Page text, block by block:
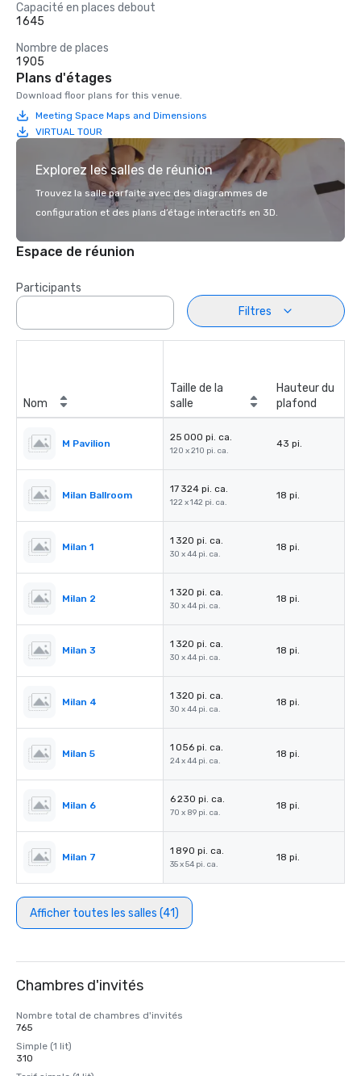
Capacité en places debout
1 645
Nombre de places
1 905
Plans d'étages
Download floor plans for this venue.
Meeting Space Maps and Dimensions
VIRTUAL TOUR
Explorez les salles de réunion
Trouvez la salle parfaite avec des diagrammes de
configuration et des plans d’étage interactifs en 3D.
Espace de réunion
Participants
Filtres
Nom
Taille de la
salle
Hauteur du
plafond
M Pavilion
25 000 pi. ca.
120 x 210 pi. ca.
43 pi.
Milan Ballroom
17 324 pi. ca.
122 x 142 pi. ca.
18 pi.
Milan 1
1 320 pi. ca.
30 x 44 pi. ca.
18 pi.
Milan 2
1 320 pi. ca.
30 x 44 pi. ca.
18 pi.
Milan 3
1 320 pi. ca.
30 x 44 pi. ca.
18 pi.
Milan 4
1 320 pi. ca.
30 x 44 pi. ca.
18 pi.
Milan 5
1 056 pi. ca.
24 x 44 pi. ca.
18 pi.
Milan 6
6 230 pi. ca.
70 x 89 pi. ca.
18 pi.
Milan 7
1 890 pi. ca.
35 x 54 pi. ca.
18 pi.
Afficher toutes les salles (41)
Chambres d'invités
Nombre total de chambres d'invités
765
Simple (1 lit)
310